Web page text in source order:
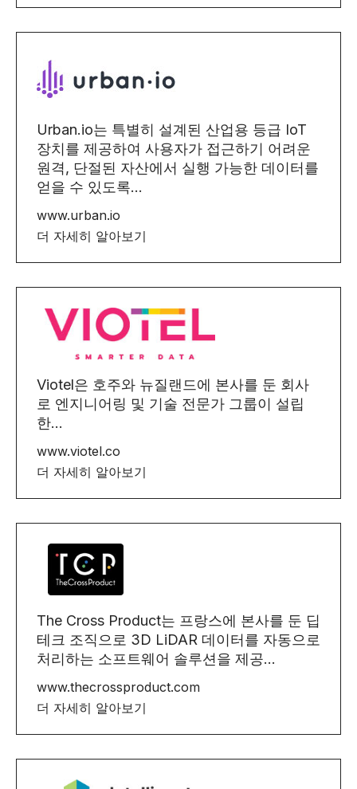
Urban.io는 특별히 설계된 산업용 등급 IoT
장치를 제공하여 사용자가 접근하기 어려운
원격, 단절된 자산에서 실행 가능한 데이터를
얻을 수 있도록...
www.urban.io
더 자세히 알아보기
Viotel은 호주와 뉴질랜드에 본사를 둔 회사
로 엔지니어링 및 기술 전문가 그룹이 설립
한...
www.viotel.co
더 자세히 알아보기
The Cross Product는 프랑스에 본사를 둔 딥
테크 조직으로 3D LiDAR 데이터를 자동으로
처리하는 소프트웨어 솔루션을 제공...
www.thecrossproduct.com
더 자세히 알아보기